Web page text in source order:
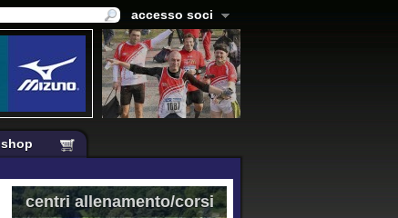
accesso soci
shop
centri allenamento/corsi